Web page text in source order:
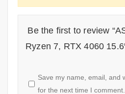
Be the first to review
Ryzen 7, RTX 4060
Save my name, email, and
for the next time I comment.